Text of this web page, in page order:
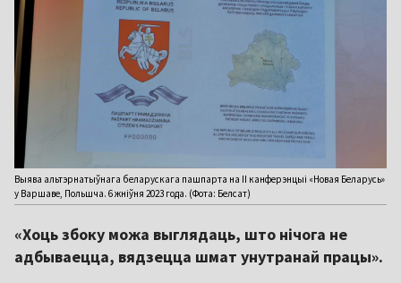
Выява альтэрнатыўнага беларускага пашпарта на II канферэнцыі «Новая Беларусь»
у Варшаве, Польшча. 6 жніўня 2023 года. (Фота: Белсат)
«Хоць збоку можа выглядаць, што нічога не
адбываецца, вядзецца шмат унутранай працы».